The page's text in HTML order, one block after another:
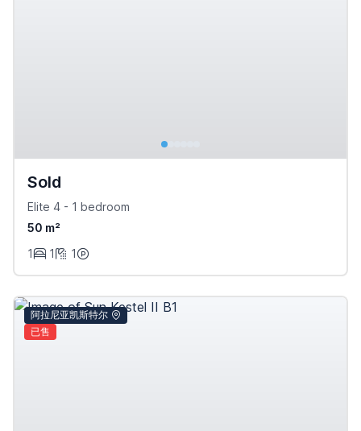
Sold
Elite 4 - 1 bedroom
50 m²
1
1 1
阿拉尼亚凯斯特尔
已售